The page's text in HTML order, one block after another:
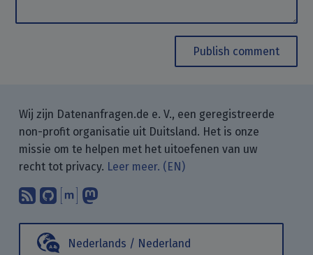
Publish comment
Wij zijn Datenanfragen.de e. V., een geregistreerde
non-profit organisatie uit Duitsland. Het is onze
missie om te helpen met het uitoefenen van uw
recht tot privacy. Leer meer. (EN)
Abonneer op onze blogposts met
Vind ons op GitHub.
Praat met ons via Matrix.
Nederlands / Nederland